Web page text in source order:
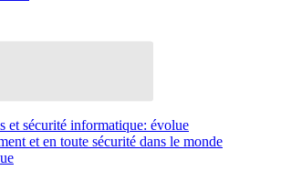
et sécurité informatique: évolue
et en toute sécurité dans le monde